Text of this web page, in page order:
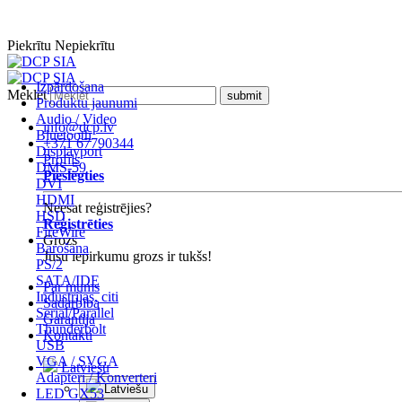
Piekrītu Nepiekrītu
Izpārdošana
Produktu jaunumi
Audio / Video
Bluetooth
Displayport
DMS-59
DVI
HDMI
HSD
FireWire
Barošana
PS/2
SATA/IDE
Industrijas, citi
Serial/Parallel
Thunderbolt
USB
VGA / SVGA
Adapteri / Konverteri
LED GX53
Meklēt
info@dcp.lv
+371 67790344
Profils
Pieslēgties
Neesat reģistrējies?
Reģistrēties
Grozs
Jūsu iepirkumu grozs ir tukšs!
Par mums
Sadarbība
Garantija
Kontakti
Latviešu
Latviešu